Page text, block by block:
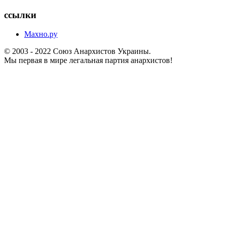
ссылки
Махно.ру
© 2003 - 2022 Союз Анархистов Украины.
Мы первая в мире легальная партия анархистов!